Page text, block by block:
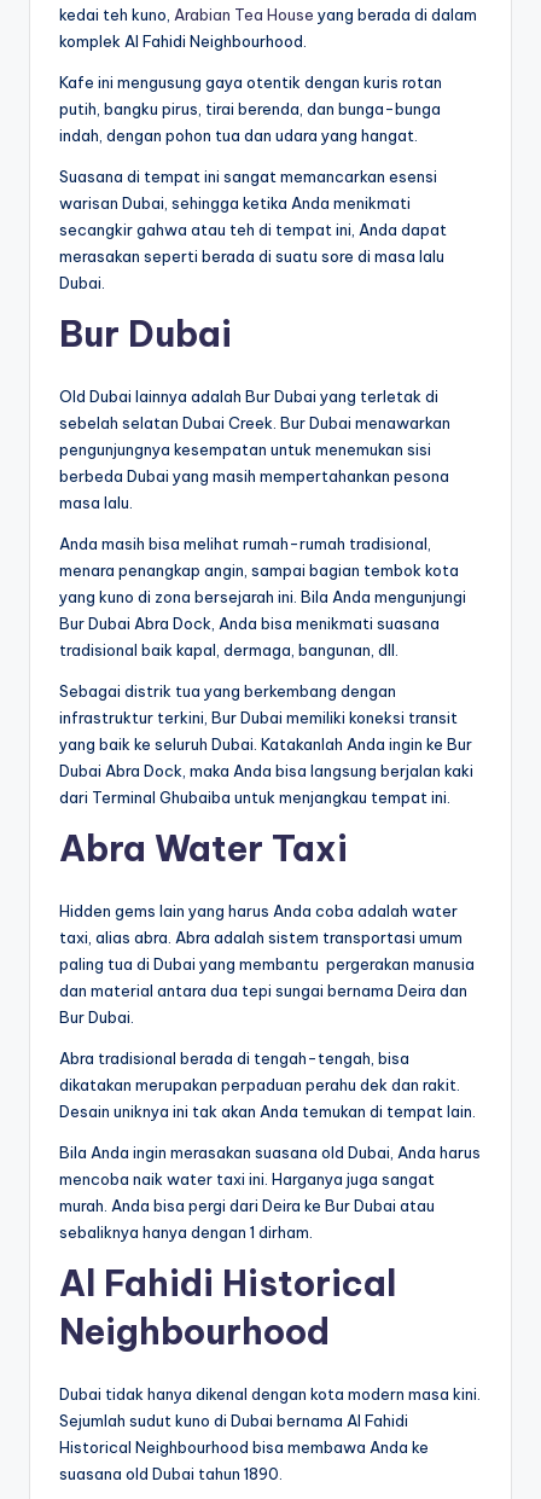
kedai teh kuno, Arabian Tea House yang berada di dalam
komplek Al Fahidi Neighbourhood.
Kafe ini mengusung gaya otentik dengan kuris rotan
putih, bangku pirus, tirai berenda, dan bunga-bunga
indah, dengan pohon tua dan udara yang hangat.
Suasana di tempat ini sangat memancarkan esensi
warisan Dubai, sehingga ketika Anda menikmati
secangkir gahwa atau teh di tempat ini, Anda dapat
merasakan seperti berada di suatu sore di masa lalu
Dubai.
Bur Dubai
Old Dubai lainnya adalah Bur Dubai yang terletak di
sebelah selatan Dubai Creek. Bur Dubai menawarkan
pengunjungnya kesempatan untuk menemukan sisi
berbeda Dubai yang masih mempertahankan pesona
masa lalu.
Anda masih bisa melihat rumah-rumah tradisional,
menara penangkap angin, sampai bagian tembok kota
yang kuno di zona bersejarah ini. Bila Anda mengunjungi
Bur Dubai Abra Dock, Anda bisa menikmati suasana
tradisional baik kapal, dermaga, bangunan, dll.
Sebagai distrik tua yang berkembang dengan
infrastruktur terkini, Bur Dubai memiliki koneksi transit
yang baik ke seluruh Dubai. Katakanlah Anda ingin ke Bur
Dubai Abra Dock, maka Anda bisa langsung berjalan kaki
dari Terminal Ghubaiba untuk menjangkau tempat ini.
Abra Water Taxi
Hidden gems lain yang harus Anda coba adalah water
taxi, alias abra. Abra adalah sistem transportasi umum
paling tua di Dubai yang membantu pergerakan manusia
dan material antara dua tepi sungai bernama Deira dan
Bur Dubai.
Abra tradisional berada di tengah-tengah, bisa
dikatakan merupakan perpaduan perahu dek dan rakit.
Desain uniknya ini tak akan Anda temukan di tempat lain.
Bila Anda ingin merasakan suasana old Dubai, Anda harus
mencoba naik water taxi ini. Harganya juga sangat
murah. Anda bisa pergi dari Deira ke Bur Dubai atau
sebaliknya hanya dengan 1 dirham.
Al Fahidi Historical
Neighbourhood
Dubai tidak hanya dikenal dengan kota modern masa kini.
Sejumlah sudut kuno di Dubai bernama Al Fahidi
Historical Neighbourhood bisa membawa Anda ke
suasana old Dubai tahun 1890.